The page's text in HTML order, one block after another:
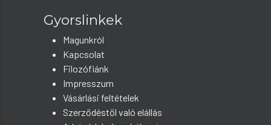
Gyorslinkek
Magunkról
Kapcsolat
Filozófiánk
Impresszum
Vásárlási feltételek
Szerződéstől való elállás